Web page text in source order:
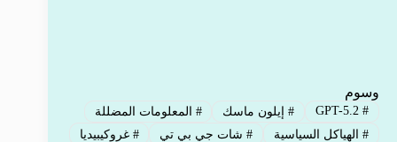
وسوم
#
GPT-5.2
#إيلون ماسك # المعلومات المضللة
#الهياكل السياسية #شات جي بي تي # غروكيبيديا